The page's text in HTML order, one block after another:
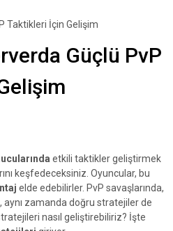
Taktikleri İçin Gelişim
Güçlü PvP
etkili taktikler geliştirmek
keşfedeceksiniz. Oyuncular, bu
elde edebilirler. PvP savaşlarında,
zamanda doğru stratejiler de
nasıl geliştirebiliriz? İşte